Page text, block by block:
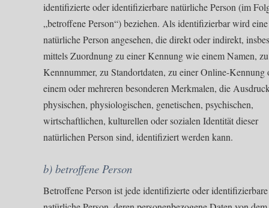
identifizierte oder identifizierbare natürliche Person (im
„betroffene Person“) beziehen. Als identifizierbar wird eine
natürliche Person angesehen, die direkt oder indirekt,
mittels Zuordnung zu einer Kennung wie einem Namen,
Kennnummer, zu Standortdaten, zu einer Online-Kennung
einem oder mehreren besonderen Merkmalen, die
physischen, physiologischen, genetischen, psychischen,
wirtschaftlichen, kulturellen oder sozialen Identität dieser
natürlichen Person sind, identifiziert werden kann.
b) betroffene Person
Betroffene Person ist jede identifizierte oder identifizierbare